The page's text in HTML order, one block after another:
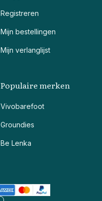
Registreren
Mijn bestellingen
Mijn verlanglijst
Populaire merken
Vivobarefoot
Groundies
Be Lenka